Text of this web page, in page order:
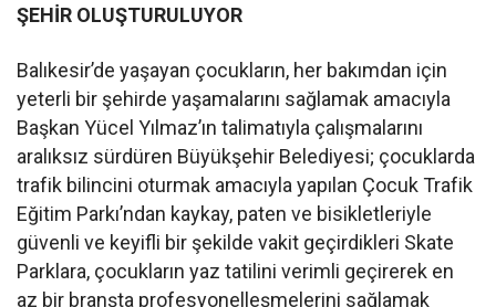
ŞEHİR OLUŞTURULUYOR
Balıkesir’de yaşayan çocukların, her bakımdan için
yeterli bir şehirde yaşamalarını sağlamak amacıyla
Başkan Yücel Yılmaz’ın talimatıyla çalışmalarını
aralıksız sürdüren Büyükşehir Belediyesi; çocuklarda
trafik bilincini oturmak amacıyla yapılan Çocuk Trafik
Eğitim Parkı’ndan kaykay, paten ve bisikletleriyle
güvenli ve keyifli bir şekilde vakit geçirdikleri Skate
Parklara, çocukların yaz tatilini verimli geçirerek en
az bir branşta profesyonelleşmelerini sağlamak